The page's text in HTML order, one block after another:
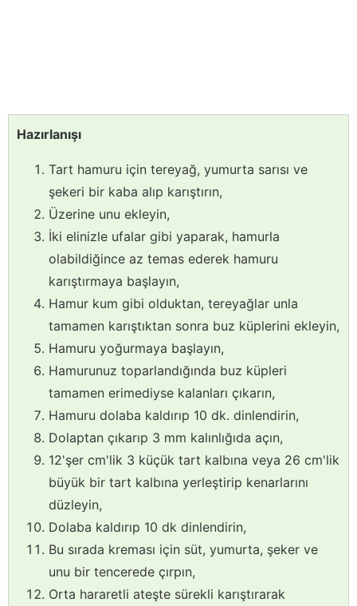
Hazırlanışı
Tart hamuru için tereyağ, yumurta sarısı ve
şekeri bir kaba alıp karıştırın,
Üzerine unu ekleyin,
İki elinizle ufalar gibi yaparak, hamurla
olabildiğince az temas ederek hamuru
karıştırmaya başlayın,
Hamur kum gibi olduktan, tereyağlar unla
tamamen karıştıktan sonra buz küplerini ekleyin,
Hamuru yoğurmaya başlayın,
Hamurunuz toparlandığında buz küpleri
tamamen erimediyse kalanları çıkarın,
Hamuru dolaba kaldırıp 10 dk. dinlendirin,
Dolaptan çıkarıp 3 mm kalınlığıda açın,
12'şer cm'lik 3 küçük tart kalbına veya 26 cm'lik
büyük bir tart kalbına yerleştirip kenarlarını
düzleyin,
Dolaba kaldırıp 10 dk dinlendirin,
Bu sırada kreması için süt, yumurta, şeker ve
unu bir tencerede çırpın,
Orta hararetli ateşte sürekli karıştırarak